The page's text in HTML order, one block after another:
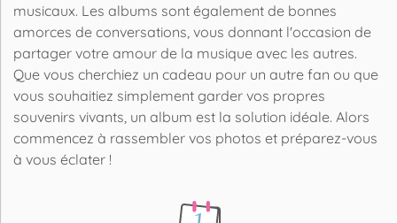
musicaux. Les albums sont également de bonnes
amorces de conversations, vous donnant l'occasion de
partager votre amour de la musique avec les autres.
Que vous cherchiez un cadeau pour un autre fan ou que
vous souhaitiez simplement garder vos propres
souvenirs vivants, un album est la solution idéale. Alors
commencez à rassembler vos photos et préparez-vous
à vous éclater !